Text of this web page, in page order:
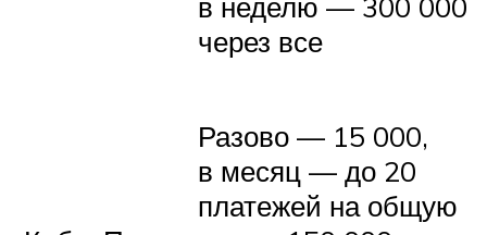
через все
Разово — 15 000,
в месяц — до 20
платежей на общую